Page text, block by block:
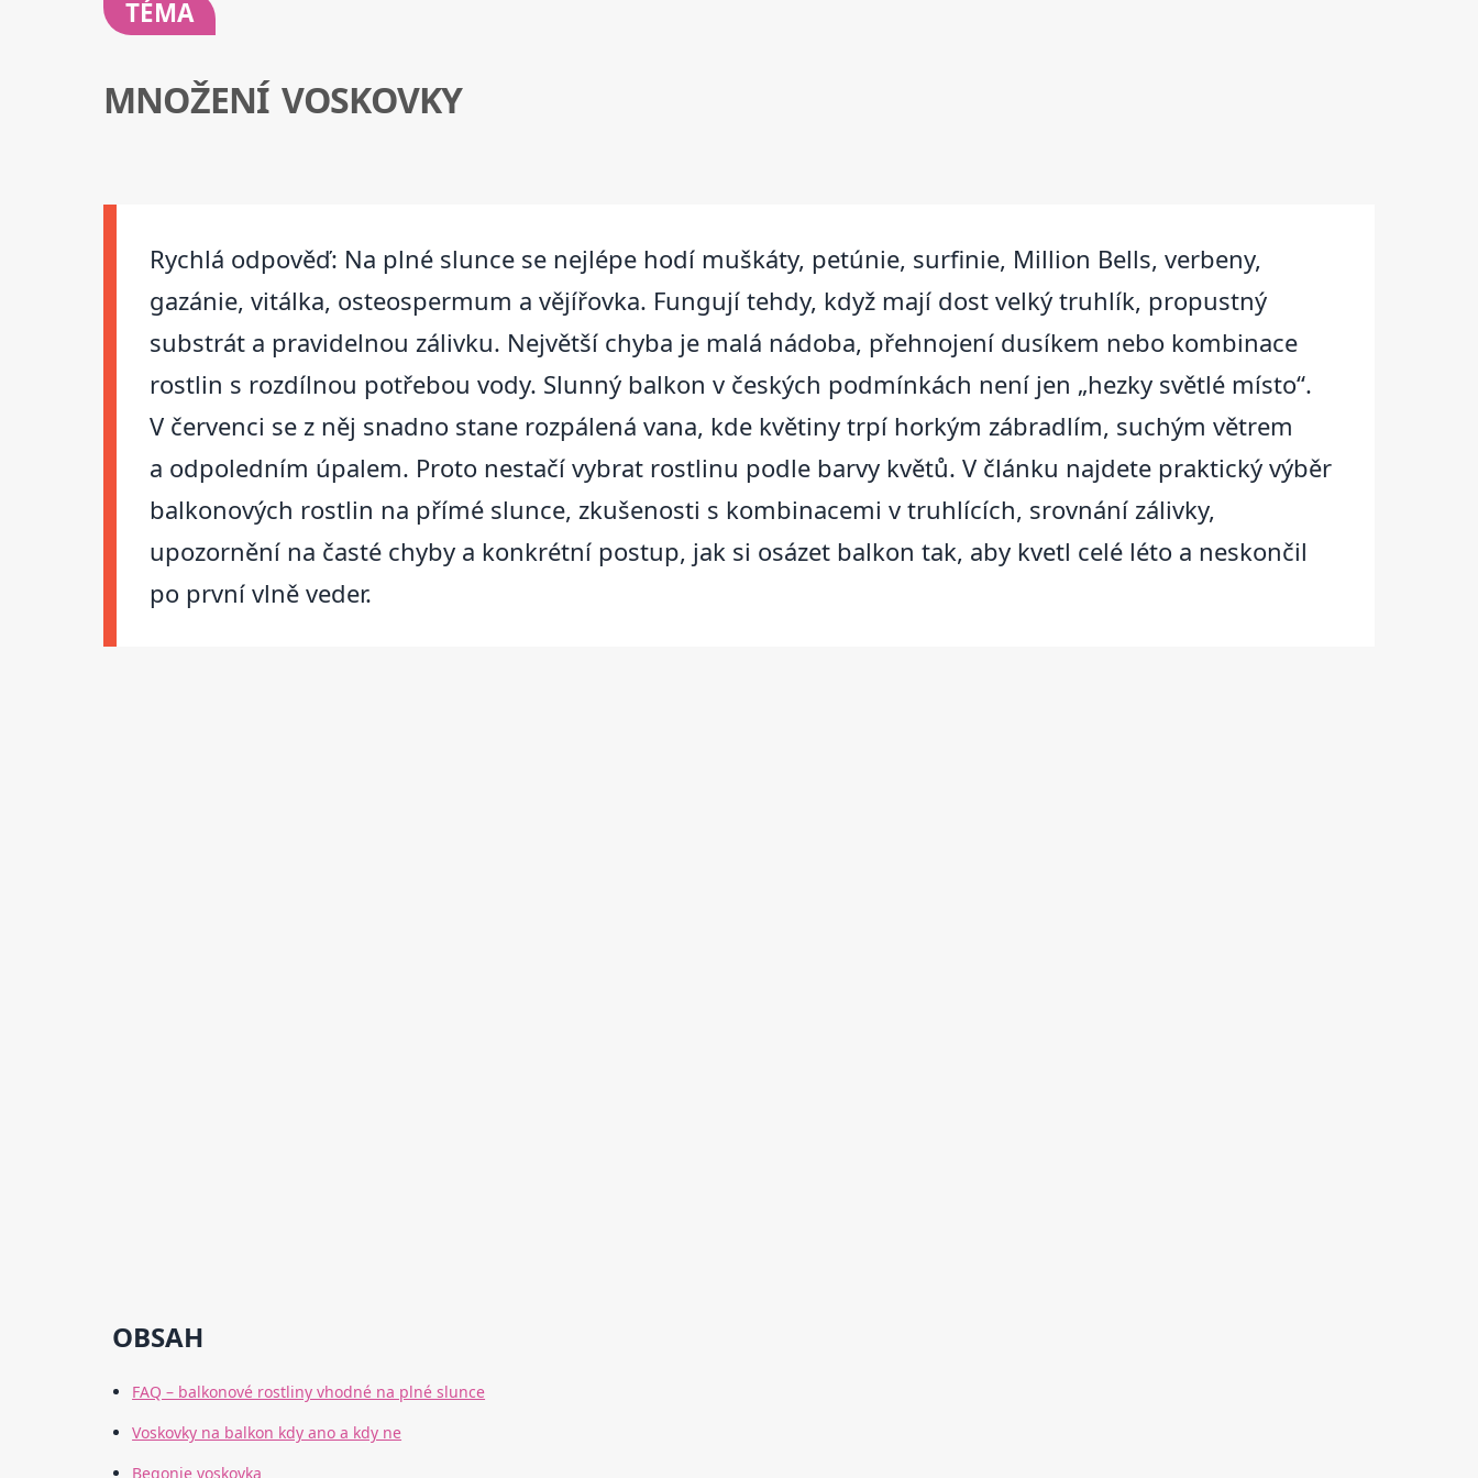
TÉMA
MNOŽENÍ VOSKOVKY
Rychlá odpověď: Na plné slunce se nejlépe hodí muškáty, petúnie, surfinie, Million Bells, verbeny,
gazánie, vitálka, osteospermum a vějířovka. Fungují tehdy, když mají dost velký truhlík, propustný
substrát a pravidelnou zálivku. Největší chyba je malá nádoba, přehnojení dusíkem nebo kombinace
rostlin s rozdílnou potřebou vody. Slunný balkon v českých podmínkách není jen „hezky světlé místo“.
V červenci se z něj snadno stane rozpálená vana, kde květiny trpí horkým zábradlím, suchým větrem
a odpoledním úpalem. Proto nestačí vybrat rostlinu podle barvy květů. V článku najdete praktický výběr
balkonových rostlin na přímé slunce, zkušenosti s kombinacemi v truhlících, srovnání zálivky,
upozornění na časté chyby a konkrétní postup, jak si osázet balkon tak, aby kvetl celé léto a neskončil
po první vlně veder.
OBSAH
FAQ – balkonové rostliny vhodné na plné slunce
Voskovky na balkon kdy ano a kdy ne
Begonie voskovka